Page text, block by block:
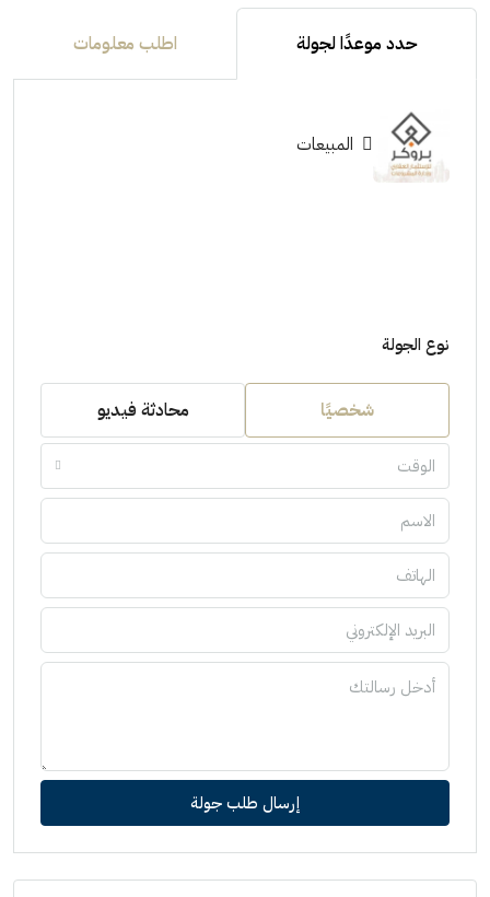
حدد موعدًا لجولة اطلب معلومات
المبيعات
نوع الجولة
شخصيًا محادثة فيديو
الوقت
إرسال طلب جولة